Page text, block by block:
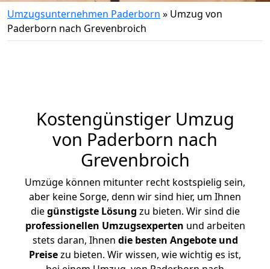
Umzugsunternehmen Paderborn » Umzug von
Paderborn nach Grevenbroich
Kostengünstiger Umzug
von Paderborn nach
Grevenbroich
Umzüge können mitunter recht kostspielig sein,
aber keine Sorge, denn wir sind hier, um Ihnen
diegünstigste Lösung zu bieten. Wir sind die
professionellen Umzugsexperten und arbeiten
stets daran, Ihnen die besten Angebote und
Preisezu bieten. Wir wissen, wie wichtig es ist,